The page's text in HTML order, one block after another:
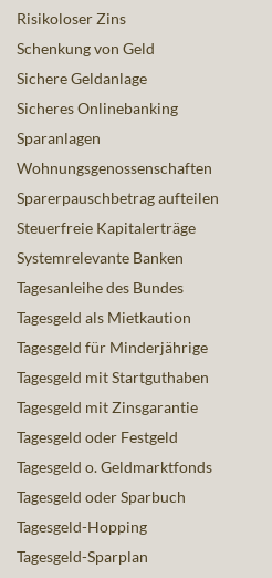
Risikoloser Zins
Schenkung von Geld
Sichere Geldanlage
Sicheres Onlinebanking
Sparanlagen
Wohnungsgenossenschaften
Sparerpauschbetrag aufteilen
Steuerfreie Kapitalerträge
Systemrelevante Banken
Tagesanleihe des Bundes
Tagesgeld als Mietkaution
Tagesgeld für Minderjährige
Tagesgeld mit Startguthaben
Tagesgeld mit Zinsgarantie
Tagesgeld oder Festgeld
Tagesgeld o. Geldmarktfonds
Tagesgeld oder Sparbuch
Tagesgeld-Hopping
Tagesgeld-Sparplan